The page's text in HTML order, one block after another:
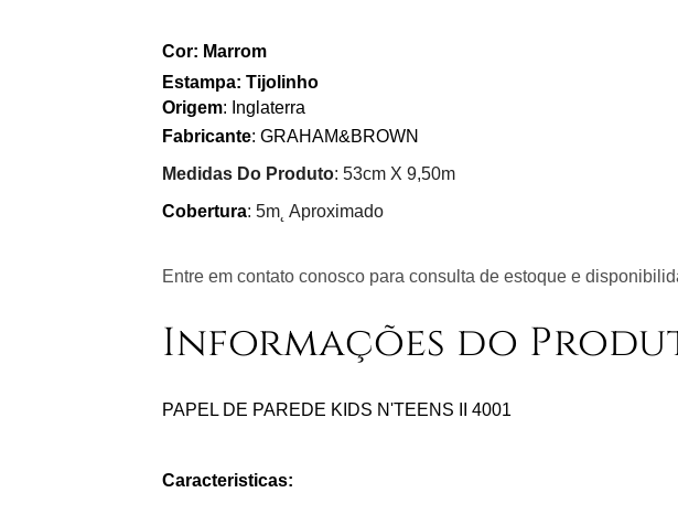
Cor: Marrom
Estampa: Tijolinho
Origem: Inglaterra
Fabricante: GRAHAM&BROWN
Medidas Do Produto: 53cm X 9,50m
Cobertura: 5m˛ Aproximado
Entre em contato conosco para consulta de estoque e
Informações do
PAPEL DE PAREDE KIDS N'TEENS II 4001
Caracteristicas: